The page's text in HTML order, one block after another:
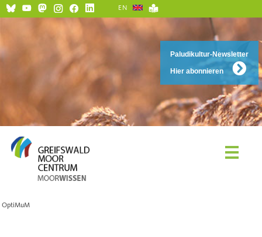
Paludikultur-Newsletter
Hier abonnieren
EN
OptiMuM